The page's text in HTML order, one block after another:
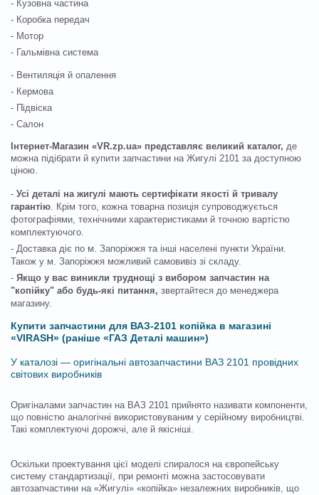
- Кузовна частина
- Коробка передач
- Мотор
- Гальмівна система
- Вентиляція й опалення
- Кермова
- Підвіска
- Салон
Інтернет-Магазин «VR.zp.ua» представляє великий каталог, де
можна підібрати й купити запчастини на Жигулі 2101 за доступною
ціною.
- Усі деталі на жигулі мають сертифікати якості й тривалу
гарантію. Крім того, кожна товарна позиція супроводжується
фотографіями, технічними характеристиками й точною вартістю
комплектуючого.
- Доставка діє по м. Запоріжжя та інші населені пункти України.
Також у м. Запоріжжя можливий самовивіз зі складу.
- Якщо у вас виникли труднощі з вибором запчастин на
"копійку" або будь-які питання, звертайтеся до менеджера
магазину.
Купити запчастини для ВАЗ-2101 копійка в магазині
«VIRASH» (раніше «ГАЗ Деталі машин»)
У каталозі — оригінальні автозапчастини ВАЗ 2101 провідних
світових виробників
Оригіналами запчастин на ВАЗ 2101 прийнято називати компоненти,
що повністю аналогічні використовуваним у серійному виробництві.
Такі комплектуючі дорожчі, але й якісніші.
Оскільки проектування цієї моделі спиралося на європейську
систему стандартизації, при ремонті можна застосовувати
автозапчастини на «Жигулі» «копійка» незалежних виробників, що